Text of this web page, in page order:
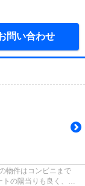
問い合わせ
物件はコンビニまで
の陽当りも良く、昼